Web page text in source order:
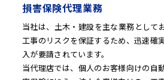
損害保険代理業務
当社は、土木・建設を主な業務として
工事のリスクを保証するため、迅速確
入が要請されています。
当代理店では、個人のお客様向けの自